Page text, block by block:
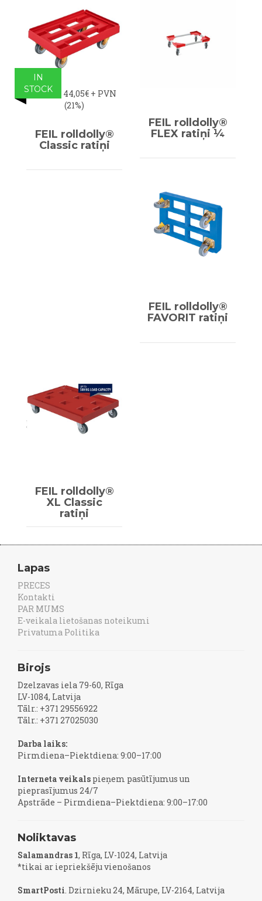
32,00€ - 44,05€ + PVN
(21%)
FEIL rolldolly®
Classic ratiņi
IN
STOCK
FEIL rolldolly®
FLEX ratiņi ¼
FEIL rolldolly®
FAVORIT ratiņi
FEIL rolldolly®
XL Classic
ratiņi
Lapas
PRECES
Kontakti
PAR MUMS
E-veikala lietošanas noteikumi
Privatuma Politika
Birojs
Dzelzavas iela 79-60, Rīga
LV-1084, Latvija
Tālr.: +371 29556922
Tālr.: +371 27025030
Darba laiks:
Pirmdiena–Piektdiena: 9:00–17:00
Interneta veikals pieņem pasūtījumus un
pieprasījumus 24/7
Apstrāde – Pirmdiena–Piektdiena: 9:00–17:00
Noliktavas
Salamandras 1, Rīga, LV-1024, Latvija
*tikai ar iepriekšēju vienošanos
SmartPosti. Dzirnieku 24, Mārupe, LV-2164, Latvija